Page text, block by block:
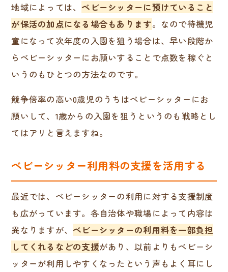
地域によっては、 ベビーシッターに預けていること
が保活の加点になる場合もあります。なので待機児
童になって次年度の入園を狙う場合は、早い段階か
らベビーシッターにお願いすることで点数を稼ぐと
いうのもひとつの方法なのです。
競争倍率の高い0歳児のうちはベビーシッターにお
願いして、1歳からの入園を狙うというのも戦略とし
てはアリと言えますね。
ベビーシッター利用料の支援を活用する
最近では、ベビーシッターの利用に対する支援制度
も広がっています。各自治体や職場によって内容は
異なりますが、 ベビーシッターの利用料を一部負担
してくれるなどの支援があり、以前よりもベビーシ
ッターが利用しやすくなったという声もよく耳にし